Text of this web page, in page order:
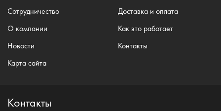
Сотрудничество
О компании
Новости
Карта сайта
Доставка и оплата
Как это работает
Контакты
Контакты